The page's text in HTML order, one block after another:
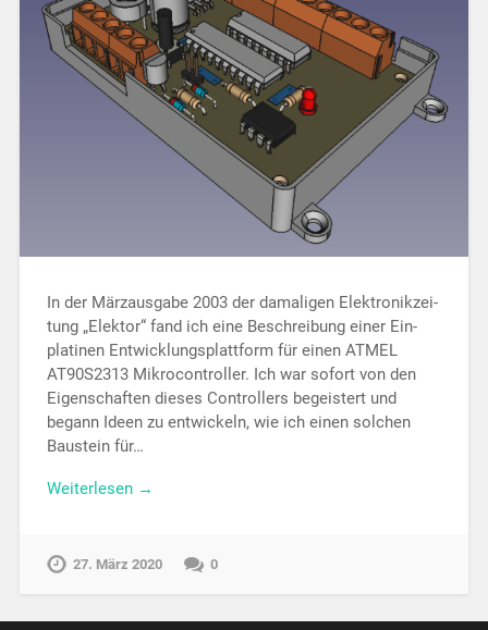
In der Märzausgabe 2003 der damaligen Elek­tronik­zei­
tung „Elektor“ fand ich eine Be­schrei­bung einer Ein­
platinen Ent­wicklungs­platt­form für einen ATMEL
AT90S2313 Mikrocontroller. Ich war so­fort von den
Eigen­schaften dieses Con­trollers begeistert und
begann Ideen zu ent­wickeln, wie ich einen solchen
Bau­stein für…
Weiterlesen →
27. März 2020 0